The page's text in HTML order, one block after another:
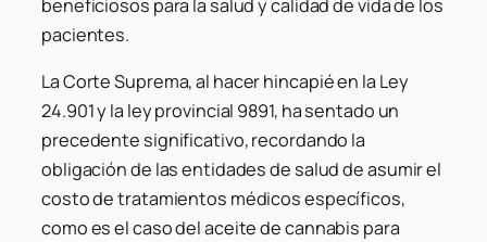
beneficiosos para la salud y calidad de vida de los
pacientes.
La Corte Suprema, al hacer hincapié en la Ley
24.901 y la ley provincial 9891, ha sentado un
precedente significativo, recordando la
obligación de las entidades de salud de asumir el
costo de tratamientos médicos específicos,
como es el caso del aceite de cannabis para